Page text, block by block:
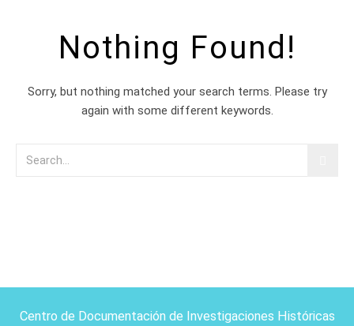
Nothing Found!
Sorry, but nothing matched your search terms. Please try
again with some different keywords.
Centro de Documentación de Investigaciones Históricas